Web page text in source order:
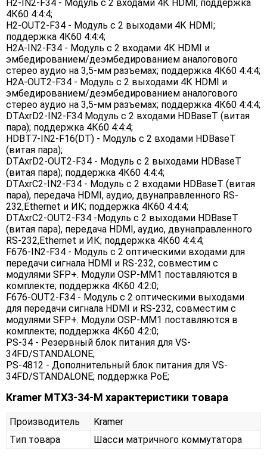
H2-IN2-F34 - Модуль c 2 входами 4К HDMI; поддержка
4К60 4:4:4;
H2-OUT2-F34 - Модуль c 2 выходами 4К HDMI;
поддержка 4К60 4:4:4;
H2A-IN2-F34 - Модуль c 2 входами 4К HDMI и
эмбедированием/деэмбедированием аналогового
стерео аудио на 3,5-мм разъемах; поддержка 4К60 4:4:4;
H2A-OUT2-F34 - Модуль c 2 выходами 4К HDMI и
эмбедированием/деэмбедированием аналогового
стерео аудио на 3,5-мм разъемах; поддержка 4К60 4:4:4;
DTAxrD2-IN2-F34 Модуль c 2 входами HDBaseT (витая
пара); поддержка 4К60 4:4:4;
HDBT7-IN2-F16(DT) - Модуль c 2 входами HDBaseT
(витая пара);
DTAxrD2-OUT2-F34 - Модуль c 2 выходами HDBaseT
(витая пара); поддержка 4К60 4:4:4;
DTAxrC2-IN2-F34 - Модуль c 2 входами HDBaseT (витая
пара), передача HDMI, аудио, двунаправленного RS-
232,Ethernet и ИК; поддержка 4К60 4:4:4;
DTAxrC2-OUT2-F34 -Модуль c 2 выходами HDBaseT
(витая пара), передача HDMI, аудио, двунаправленного
RS-232,Ethernet и ИК; поддержка 4К60 4:4:4;
F676-IN2-F34 - Модуль с 2 оптическими входами для
передачи сигнала HDMI и RS-232, совместим с
модулями SFP+. Модули OSP-MM1 поставляются в
комплекте; поддержка 4К60 4:2:0;
F676-OUT2-F34 - Модуль с 2 оптическими выходами
для передачи сигнала HDMI и RS-232, совместим с
модулями SFP+. Модули OSP-MM1 поставляются в
комплекте; поддержка 4К60 4:2:0;
PS-34 - Резервный блок питания для VS-
34FD/STANDALONE;
PS-4812 - Дополнительный блок питания для VS-
34FD/STANDALONE; поддержка PoE;
Kramer MTX3-34-M характеристики товара
Производитель
Kramer
Тип товара
Шасси матричного коммутатора